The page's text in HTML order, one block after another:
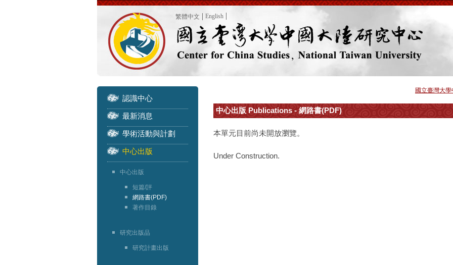
繁體中文 English
認識中心
最新消息
學術活動與計劃
中心出版
中心出版
短篇/評
網路書(PDF)
著作目錄
研究出版品
研究計畫出版
國立臺灣大
中心出版 Publications - 網路書(PDF)
本單元目前尚未開放瀏覽。
Under Construction.